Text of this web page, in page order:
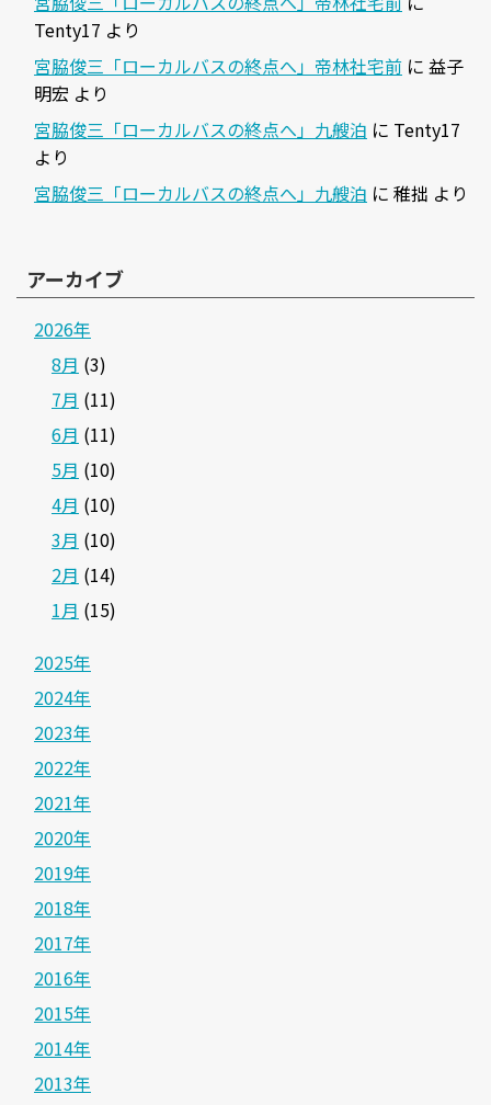
Tenty17 より
宮脇俊三「ローカルバスの終点へ」帝林社宅前 に 益子
明宏 より
宮脇俊三「ローカルバスの終点へ」九艘泊 に Tenty17
より
宮脇俊三「ローカルバスの終点へ」九艘泊 に 稚拙 より
アーカイブ
2026年
8月 (3)
7月 (11)
6月 (11)
5月 (10)
4月 (10)
3月 (10)
2月 (14)
1月 (15)
2025年
2024年
2023年
2022年
2021年
2020年
2019年
2018年
2017年
2016年
2015年
2014年
2013年